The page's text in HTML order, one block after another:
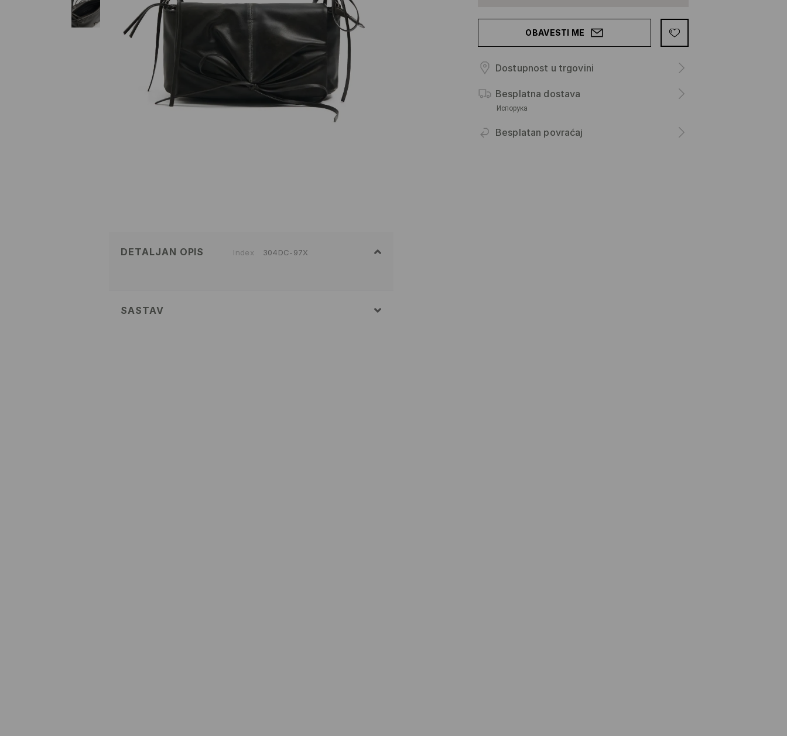
OBAVESTI ME
Dostupnost u trgovini
Besplatna dostava
Испорука
Besplatan povraćaj
DETALJAN OPIS Index 304DC-97X
SASTAV